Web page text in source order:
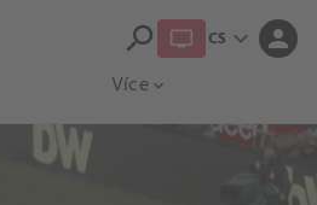
Více expand_more
search CS expand_more person